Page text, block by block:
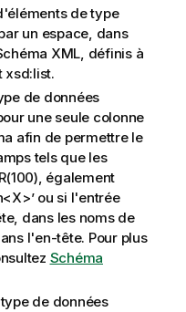
de type
un espace, dans
XML, définis à
xsd:list.
de données
une seule colonne
afin de permettre le
tels que les
également
ou si l'entrée
dans les noms de
l'en-tête. Pour plus
Schéma
de données